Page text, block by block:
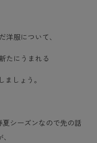
洋服について、
たにうまれる
ましょう。
夏シーズンなので先の話